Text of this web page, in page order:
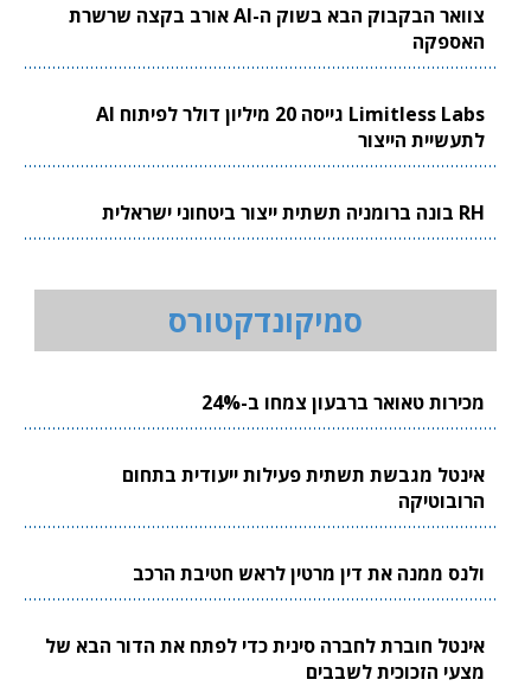
צוואר הבקבוק הבא בשוק ה-AI אורב בקצה שרשרת
האספקה
Limitless Labs גייסה 20 מיליון דולר לפיתוח AI
לתעשיית הייצור
RH בונה ברומניה תשתית ייצור ביטחוני ישראלית
סמיקונדקטורס
מכירות טאואר ברבעון צמחו ב-24%
אינטל מגבשת תשתית פעילות ייעודית בתחום
הרובוטיקה
ולנס ממנה את דין מרטין לראש חטיבת הרכב
אינטל חוברת לחברה סינית כדי לפתח את הדור הבא של
מצעי הזכוכית לשבבים